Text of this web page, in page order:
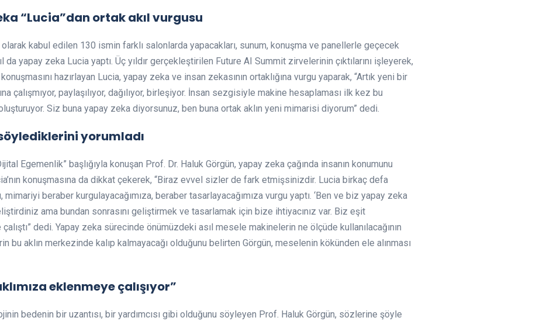
“Lucia”dan ortak akıl vurgusu
kabul edilen 130 ismin farklı salonlarda yapacakları, sunum, konuşma ve panellerle geçecek
da yapay zeka Lucia yaptı. Üç yıldır gerçekleştirilen Future AI Summit zirvelerinin çıktılarını işleyerek,
hazırlayan Lucia, yapay zeka ve insan zekasının ortaklığına vurgu yaparak, “Artık yeni bir
çalışmıyor, paylaşılıyor, dağılıyor, birleşiyor. İnsan sezgisiyle makine hesaplaması ilk kez bu
Siz buna yapay zeka diyorsunuz, ben buna ortak aklın yeni mimarisi diyorum” dedi.
yorumladı
Egemenlik” başlığıyla konuşan Prof. Dr. Haluk Görgün, yapay zeka çağında insanın konumunu
konuşmasına da dikkat çekerek, “Biraz evvel sizler de fark etmişsinizdir. Lucia birkaç defa
mimariyi beraber kurgulayacağımıza, beraber tasarlayacağımıza vurgu yaptı. ‘Ben ve biz yapay zeka
ama bundan sonrasını geliştirmek ve tasarlamak için bize ihtiyacınız var. Biz eşit
çalıştı” dedi. Yapay zeka sürecinde önümüzdeki asıl mesele makinelerin ne ölçüde kullanılacağının
bu aklın merkezinde kalıp kalmayacağı olduğunu belirten Görgün, meselenin kökünden ele alınması
eklenmeye çalışıyor”
bedenin bir uzantısı, bir yardımcısı gibi olduğunu söyleyen Prof. Haluk Görgün, sözlerine şöyle